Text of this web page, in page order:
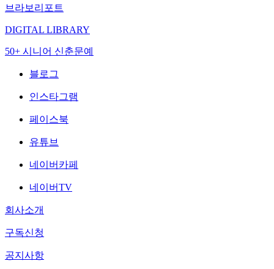
브라보리포트
DIGITAL LIBRARY
50+ 시니어 신춘문예
블로그
인스타그램
페이스북
유튜브
네이버카페
네이버TV
회사소개
구독신청
공지사항